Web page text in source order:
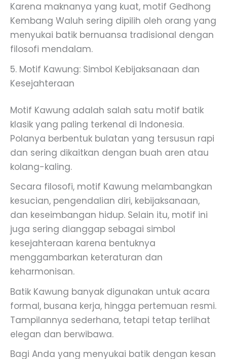
Karena maknanya yang kuat, motif Gedhong
Kembang Waluh sering dipilih oleh orang yang
menyukai batik bernuansa tradisional dengan
filosofi mendalam.
5. Motif Kawung: Simbol Kebijaksanaan dan
Kesejahteraan
Motif Kawung adalah salah satu motif batik
klasik yang paling terkenal di Indonesia.
Polanya berbentuk bulatan yang tersusun rapi
dan sering dikaitkan dengan buah aren atau
kolang-kaling.
Secara filosofi, motif Kawung melambangkan
kesucian, pengendalian diri, kebijaksanaan,
dan keseimbangan hidup. Selain itu, motif ini
juga sering dianggap sebagai simbol
kesejahteraan karena bentuknya
menggambarkan keteraturan dan
keharmonisan.
Batik Kawung banyak digunakan untuk acara
formal, busana kerja, hingga pertemuan resmi.
Tampilannya sederhana, tetapi tetap terlihat
elegan dan berwibawa.
Bagi Anda yang menyukai batik dengan kesan